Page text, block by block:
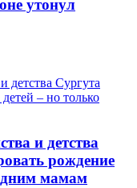
утонул
и детства
рождение
мамам